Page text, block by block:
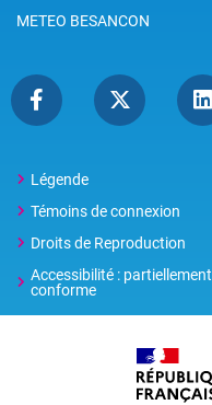
METEO BESANCON
Légende
Témoins de connexion
Droits de Reproduction
Accessibilité : partiellement
conforme